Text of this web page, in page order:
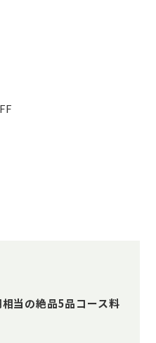
相当の絶品5品コース料